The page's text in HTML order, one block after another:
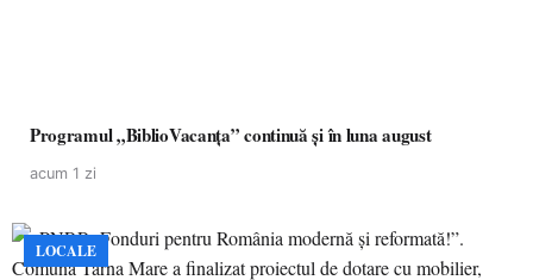
Programul „BiblioVacanța” continuă și în luna august
acum 1 zi
LOCALE